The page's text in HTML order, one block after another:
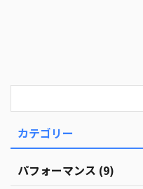
カテゴリー
パフォーマンス (9)